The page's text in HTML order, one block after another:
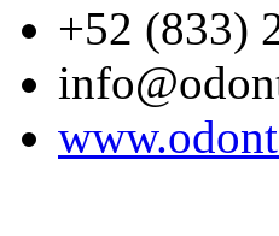
+52 (833)